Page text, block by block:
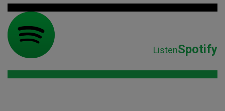
ListenSpotify